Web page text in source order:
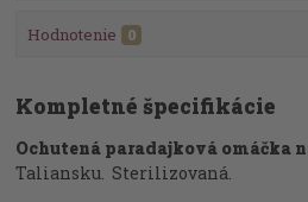
Hodnotenie 0
Kompletné špecifikácie
Ochutená paradajková omáčka
Taliansku. Sterilizovaná.